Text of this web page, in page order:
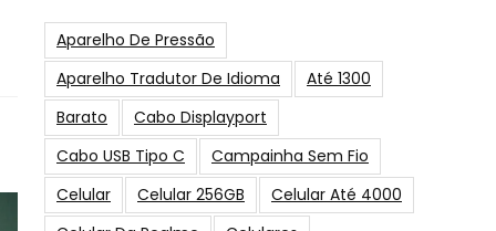
Aparelho De Pressão
Aparelho Tradutor De Idioma
Até 1300
Barato
Cabo Displayport
Cabo USB Tipo C
Campainha Sem Fio
Celular
Celular 256GB
Celular Até 4000